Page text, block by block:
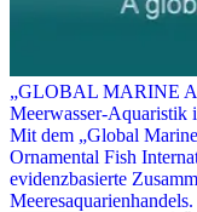
„GLOBAL MARINE
Meerwasser-Aquaristik
Mit dem „Global
Ornamental Fish
evidenzbasierte
Meeresaquarienhandels.